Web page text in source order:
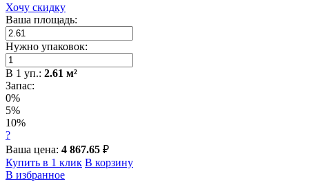
Хочу скидку
Ваша площадь:
Нужно упаковок:
В 1 уп.: 2.61 м²
Запас:
0%
5%
10%
?
Ваша цена: 4 867.65 ₽
Купить в 1 клик В корзину
В избранное